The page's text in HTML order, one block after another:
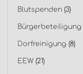
Blutspenden (3)
Bürgerbeteiligung
Dorfreinigung (8)
EEW (21)